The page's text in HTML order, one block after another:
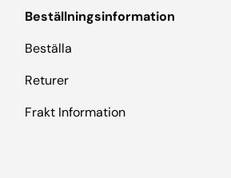
Beställningsinformation
Beställa
Returer
Frakt Information